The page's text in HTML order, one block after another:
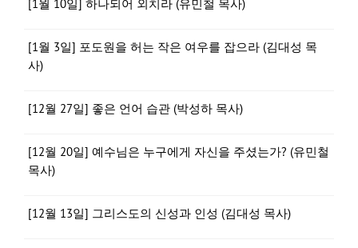
[1월 10일] 하나되어 외치라 (유민철 목사)
[1월 3일] 포도원을 허는 작은 여우를 잡으라 (김대성 목
사)
[12월 27일] 좋은 언어 습관 (박성하 목사)
[12월 20일] 예수님은 누구에게 자신을 주셨는가? (유민철
목사)
[12월 13일] 그리스도의 신성과 인성 (김대성 목사)